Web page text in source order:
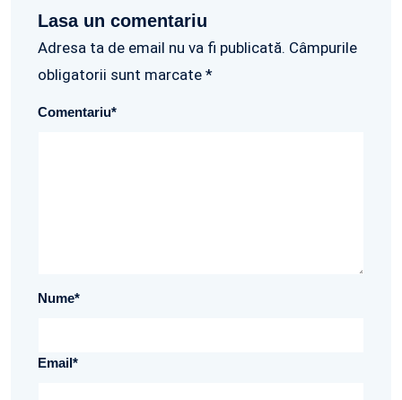
Lasa un comentariu
Adresa ta de email nu va fi publicată. Câmpurile
obligatorii sunt marcate *
Comentariu*
Nume*
Email*